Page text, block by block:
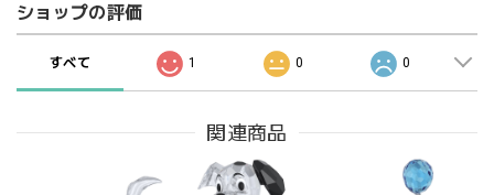
ショップの評価
すべて 1 0 0
関連商品